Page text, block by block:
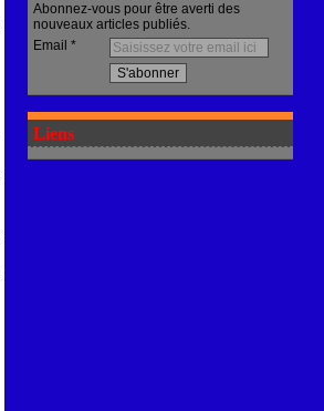
Abonnez-vous pour être averti des
nouveaux articles publiés.
Email
Liens